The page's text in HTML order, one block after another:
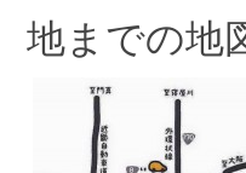
地までの地